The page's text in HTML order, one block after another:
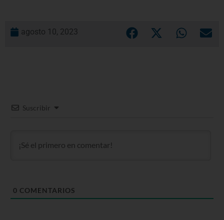
agosto 10, 2023
Suscribir
0 COMENTARIOS